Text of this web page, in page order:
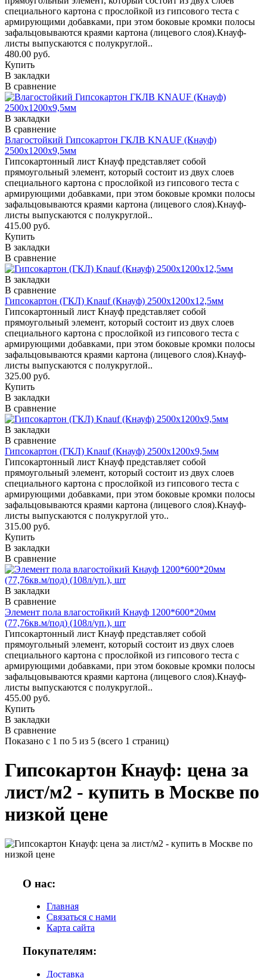
специального картона с прослойкой из гипсового теста с
армирующими добавками, при этом боковые кромки полосы
зафальцовываются краями картона (лицевого слоя).Кнауф-
листы выпускаются с полукруглой..
480.00 руб.
Купить
В закладки
В сравнение
В закладки
В сравнение
Влагостойкий Гипсокартон ГКЛВ KNAUF (Кнауф)
2500х1200х9,5мм
Гипсокартонный лист Кнауф представляет собой
прямоугольный элемент, который состоит из двух слоев
специального картона с прослойкой из гипсового теста с
армирующими добавками, при этом боковые кромки полосы
зафальцовываются краями картона (лицевого слоя).Кнауф-
листы выпускаются с полукруглой..
415.00 руб.
Купить
В закладки
В сравнение
В закладки
В сравнение
Гипсокартон (ГКЛ) Knauf (Кнауф) 2500х1200х12,5мм
Гипсокартонный лист Кнауф представляет собой
прямоугольный элемент, который состоит из двух слоев
специального картона с прослойкой из гипсового теста с
армирующими добавками, при этом боковые кромки полосы
зафальцовываются краями картона (лицевого слоя).Кнауф-
листы выпускаются с полукруглой..
325.00 руб.
Купить
В закладки
В сравнение
В закладки
В сравнение
Гипсокартон (ГКЛ) Knauf (Кнауф) 2500х1200х9,5мм
Гипсокартонный лист Кнауф представляет собой
прямоугольный элемент, который состоит из двух слоев
специального картона с прослойкой из гипсового теста с
армирующими добавками, при этом боковые кромки полосы
зафальцовываются краями картона (лицевого слоя).Кнауф-
листы выпускаются с полукруглой уто..
315.00 руб.
Купить
В закладки
В сравнение
В закладки
В сравнение
Элемент пола влагостойкий Кнауф 1200*600*20мм
(77,76кв.м/под) (108л/уп.), шт
Гипсокартонный лист Кнауф представляет собой
прямоугольный элемент, который состоит из двух слоев
специального картона с прослойкой из гипсового теста с
армирующими добавками, при этом боковые кромки полосы
зафальцовываются краями картона (лицевого слоя).Кнауф-
листы выпускаются с полукруглой..
455.00 руб.
Купить
В закладки
В сравнение
Показано с 1 по 5 из 5 (всего 1 страниц)
Гипсокартон Кнауф: цена за
лист/м2 - купить в Москве по
низкой цене
О нас:
Главная
Связаться с нами
Карта сайта
Покупателям:
Доставка